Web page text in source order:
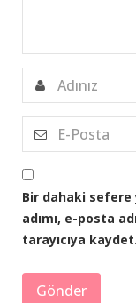
Bir dahaki sefere
adımı, e-posta
tarayıcıya kaydet.